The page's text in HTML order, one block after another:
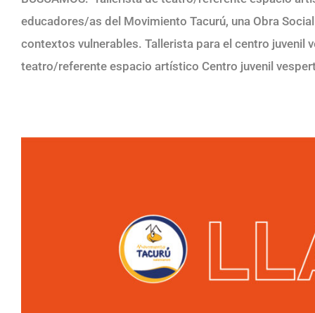
educadores/as del Movimiento Tacurú, una Obra
contextos vulnerables. Tallerista para el centro juvenil
teatro/referente espacio artístico Centro juvenil